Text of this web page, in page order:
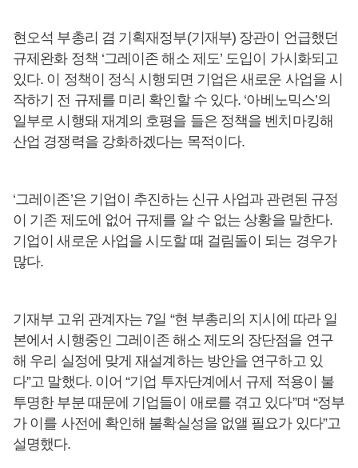
현오석 부총리 겸 기획재정부(기재부) 장관이 언급했던
규제완화 정책 ‘그레이존 해소 제도’ 도입이 가시화되고
있다. 이 정책이 정식 시행되면 기업은 새로운 사업을 시
작하기 전 규제를 미리 확인할 수 있다. ‘아베노믹스’의
일부로 시행돼 재계의 호평을 들은 정책을 벤치마킹해
산업 경쟁력을 강화하겠다는 목적이다.
‘그레이존’은 기업이 추진하는 신규 사업과 관련된 규정
이 기존 제도에 없어 규제를 알 수 없는 상황을 말한다.
기업이 새로운 사업을 시도할 때 걸림돌이 되는 경우가
많다.
기재부 고위 관계자는 7일 “현 부총리의 지시에 따라 일
본에서 시행중인 그레이존 해소 제도의 장단점을 연구
해 우리 실정에 맞게 재설계하는 방안을 연구하고 있
다”고 말했다. 이어 “기업 투자단계에서 규제 적용이 불
투명한 부분 때문에 기업들이 애로를 겪고 있다”며 “정부
가 이를 사전에 확인해 불확실성을 없앨 필요가 있다”고
설명했다.